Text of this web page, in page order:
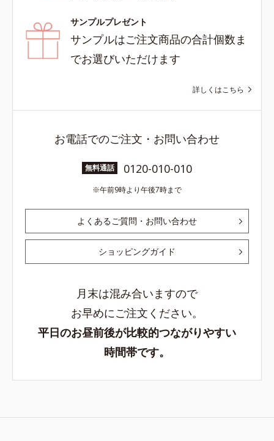
サンプルプレゼント
サンプルはご注文商品の合計個数ま
でお選びいただけます
詳しくはこちら
お電話でのご注文・お問い合わせ
無料通話 0120-010-010
午前9時より午後7時まで
よくあるご質問・お問い合わせ
ショッピングガイド
月末は混み合いますので
お早めにご注文ください。
平日のお昼前後が比較的つながりやすい
時間帯です。